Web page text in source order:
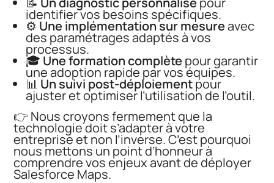
identifier vos besoins spécifiques.
⚙️ Une implémentation sur mesureavec
des paramétrages adaptés à vos
processus.
🎓 Une formation complète pour garantir
une adoption rapide par vos équipes.
📊 Un suivi post-déploiementpour
ajuster et optimiser l’utilisation de l’outil.
👉 Nous croyons fermement que la
technologie doit s’adapter à votre
entreprise et non l’inverse. C’est pourquoi
nous mettons un point d’honneur à
comprendre vos enjeux avant de déployer
Salesforce Maps.